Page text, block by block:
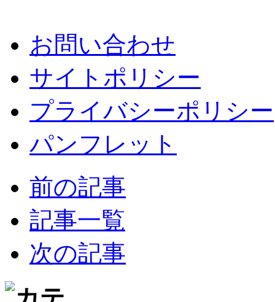
お問い合わせ
サイトポリシー
プライバシーポリシー
パンフレット
前の記事
記事一覧
次の記事